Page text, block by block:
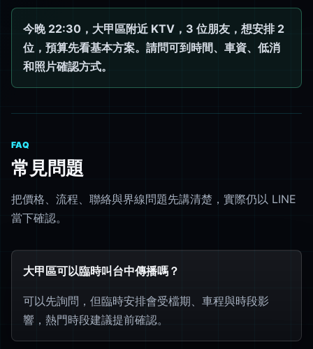
今晚 22:30，大甲區附近 KTV，3 位朋友，想安排 2
位，預算先看基本方案。請問可到時間、車資、低消
和照片確認方式。
FAQ
常見問題
把價格、流程、聯絡與界線問題先講清楚，實際仍以 LINE
當下確認。
大甲區可以臨時叫台中傳播嗎？
可以先詢問，但臨時安排會受檔期、車程與時段影
響，熱門時段建議提前確認。